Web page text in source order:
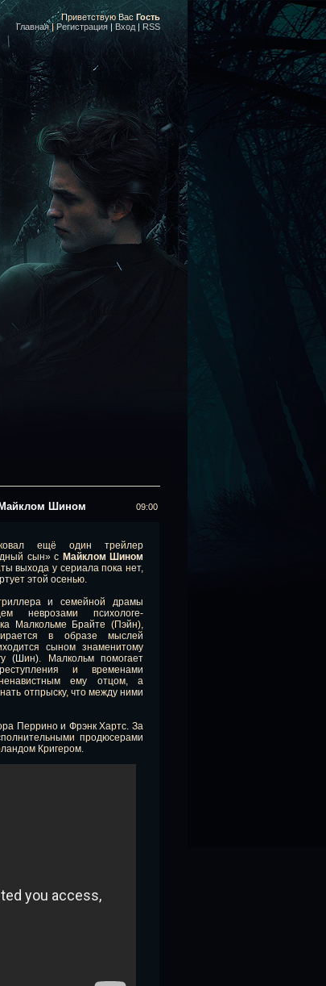
Приветствую Вас Гость
Главная|Регистрация | Вход | RSS
Шином 09:00
ещё один трейлер
сын» с Майклом Шином
выхода у сериала пока нет,
этой осенью.
и семейной драмы
неврозами психологе-
Малкольме Брайте (Пэйн),
в образе мыслей
сыном знаменитому
(Шин). Малкольм помогает
и временами
ему отцом, а
отпрыску, что между ними
Перрино и Фрэнк Хартс. За
продюсерами
Кригером.